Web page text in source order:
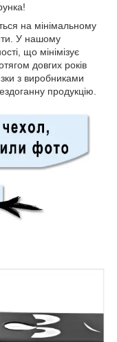
на мінімальному
У нашому
що мінімізує
довгих років
з виробниками
продукцію.